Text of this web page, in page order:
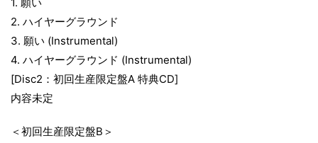
2. ハイヤーグラウンド
3. 願い (Instrumental)
4. ハイヤーグラウンド (Instrumental)
[Disc2：初回生産限定盤A 特典CD]
内容未定
＜初回生産限定盤B＞